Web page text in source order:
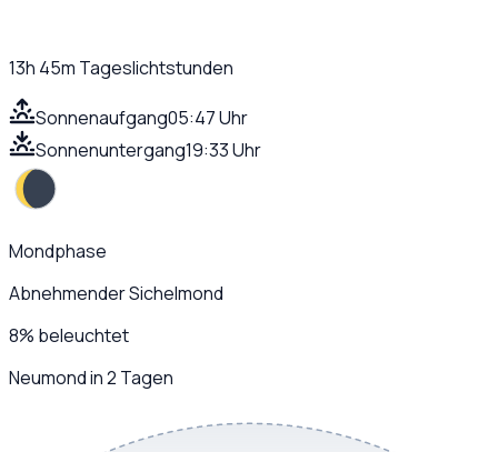
13h 45m Tageslichtstunden
Sonnenaufgang05:47 Uhr
Sonnenuntergang19:33 Uhr
Mondphase
Abnehmender Sichelmond
8% beleuchtet
Neumond in 2 Tagen